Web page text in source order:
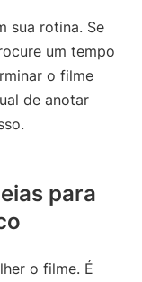
sua rotina. Se
um tempo
o filme
de anotar
para
o filme. É